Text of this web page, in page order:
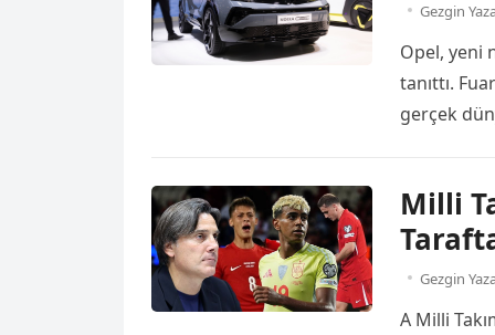
Gezgin
Opel, yeni
tanıttı.
gerçek
elektrikli
Milli
Gezgin
A Milli